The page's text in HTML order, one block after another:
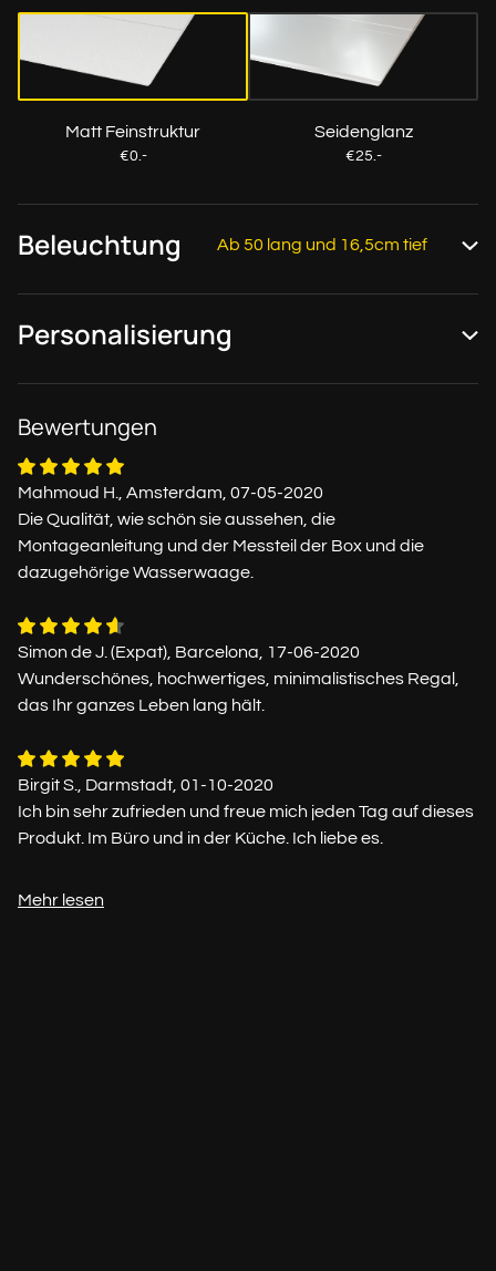
Matt Feinstruktur
€0.-
Seidenglanz
€25.-
Beleuchtung Ab 50 lang und 16,5cm tief
Personalisierung
Bewertungen
Mahmoud H., Amsterdam, 07-05-2020
Die Qualität, wie schön sie aussehen, die
Montageanleitung und der Messteil der Box und die
dazugehörige Wasserwaage.
Simon de J. (Expat), Barcelona, 17-06-2020
Wunderschönes, hochwertiges, minimalistisches Regal,
das Ihr ganzes Leben lang hält.
Birgit S., Darmstadt, 01-10-2020
Ich bin sehr zufrieden und freue mich jeden Tag auf dieses
Produkt. Im Büro und in der Küche. Ich liebe es.
Mehr lesen